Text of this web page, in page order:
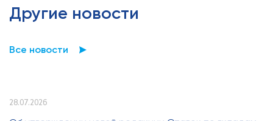
Другие новости
Все новости
28.07.2026